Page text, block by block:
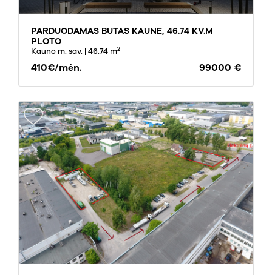
PARDUODAMAS BUTAS KAUNE, 46.74 KV.M
PLOTO
Kauno m. sav. | 46.74 m2
410€/mėn. 99000 €